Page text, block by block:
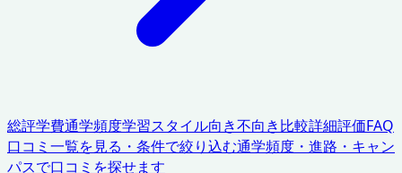
総評学費通学頻度学習スタイル向き不向き比較詳細評価FAQ
口コミ一覧を見る・条件で絞り込む通学頻度・進路・キャン
パスで口コミを探せます